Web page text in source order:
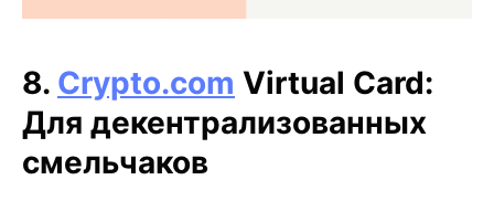
8. Crypto.com Virtual Card:
Для декентрализованных
смельчаков